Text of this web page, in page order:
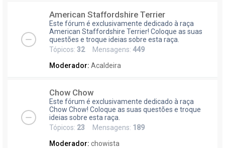
American Staffordshire Terrier
Este fórum é exclusivamente dedicado à raça
American Staffordshire Terrier! Coloque as suas
questões e troque ideias sobre esta raça.
Tópicos: 32Mensagens: 449
Moderador: Acaldeira
Chow Chow
Este fórum é exclusivamente dedicado à raça
Chow Chow! Coloque as suas questões e troque
ideias sobre esta raça.
Tópicos: 23 Mensagens: 189
Moderador: chowista